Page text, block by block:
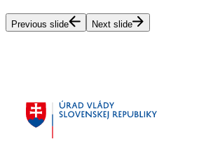
Previous slide Next slide